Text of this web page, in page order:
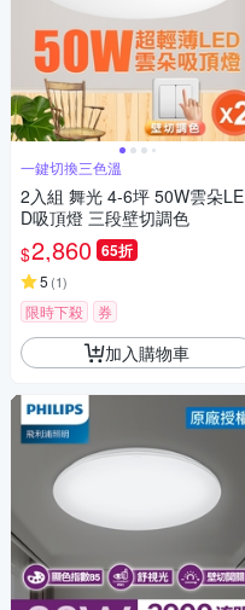
一鍵切換三色溫
2入組 舞光 4-6坪 50W雲朵LE
D吸頂燈 三段壁切調色
$2,860 65折
5 (1)
限時下殺 券
加入購物車